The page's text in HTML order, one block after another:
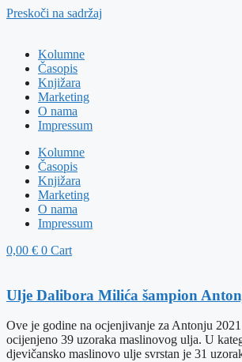
Preskoči na sadržaj
Kolumne
Časopis
Knjižara
Marketing
O nama
Impressum
Kolumne
Časopis
Knjižara
Marketing
O nama
Impressum
0,00 € 0 Cart
Ulje Dalibora Milića šampion
Ove je godine na ocjenjivanje za Antonju
ocijenjeno 39 uzoraka maslinovog ulja. U
djevičansko maslinovo ulje svrstan je 31